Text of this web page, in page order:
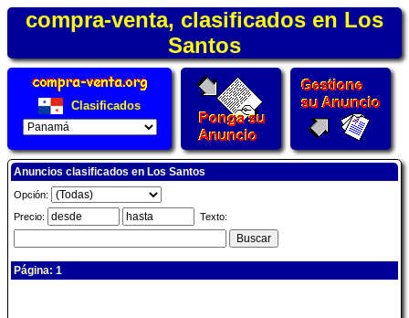
compra-venta, clasificados en Los
Santos
Clasificados
Anuncios clasificados en Los Santos
Opción:
Precio:
Texto:
Página: 1